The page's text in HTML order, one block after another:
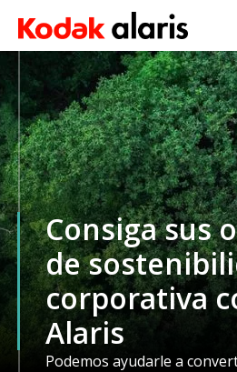
Skip to main content
Consiga sus
de
corporativa
Alaris
Podemos ayudarle a